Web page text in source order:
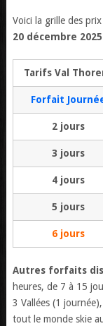
Voici la grille des
20 décembre
Tarifs Val
Forfait
2 jours
3 jours
4 jours
5 jours
6 jours
Autres forfaits
heures, de 7 à 15
3 Vallées (1
tout le monde skie